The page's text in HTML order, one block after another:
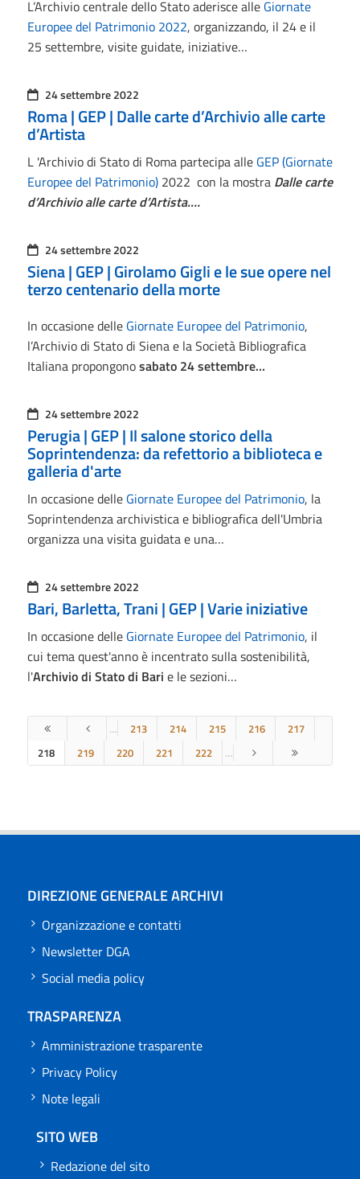
L’Archivio centrale dello Stato aderisce alle Giornate
Europee del Patrimonio 2022, organizzando, il 24 e il
25 settembre, visite guidate, iniziative…
24 settembre 2022
Roma | GEP | Dalle carte d’Archivio alle carte
d’Artista
L 'Archivio di Stato di Roma partecipa alle GEP (Giornate
Europee del Patrimonio)2022 con la mostra Dalle carte
d’Archivio alle carte d’Artista.…
24 settembre 2022
Siena | GEP | Girolamo Gigli e le sue opere nel
terzo centenario della morte
In occasione delle Giornate Europee del Patrimonio,
l’Archivio di Stato di Siena e la Società Bibliografica
Italiana propongonosabato 24 settembre…
24 settembre 2022
Perugia | GEP | Il salone storico della
Soprintendenza: da refettorio a biblioteca e
galleria d'arte
In occasione delle Giornate Europee del Patrimonio, la
Soprintendenza archivistica e bibliografica dell'Umbria
organizza una visita guidata e una…
24 settembre 2022
Bari, Barletta, Trani | GEP | Varie iniziative
In occasione delle Giornate Europee del Patrimonio, il
cui tema quest'anno è incentrato sulla sostenibilità,
l'Archivio di Stato di Bari e le sezioni…
… 213 214 215 216
217
218
219 220 221 222 …
DIREZIONE GENERALE ARCHIVI
Organizzazione e contatti
Newsletter DGA
Social media policy
TRASPARENZA
Amministrazione trasparente
Privacy Policy
Note legali
SITO WEB
Redazione del sito